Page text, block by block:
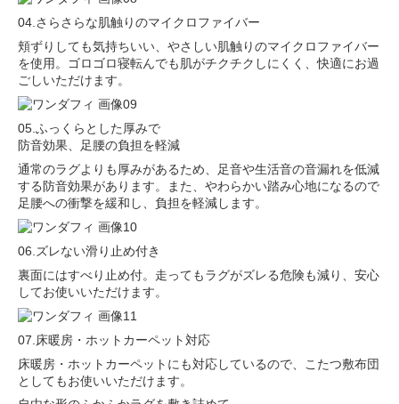
04.さらさらな肌触りのマイクロファイバー
頬ずりしても気持ちいい、やさしい肌触りのマイクロファイバー
を使用。ゴロゴロ寝転んでも肌がチクチクしにくく、快適にお過
ごしいただけます。
05.ふっくらとした厚みで
防音効果、足腰の負担を軽減
通常のラグよりも厚みがあるため、足音や生活音の音漏れを低減
する防音効果があります。また、やわらかい踏み心地になるので
足腰への衝撃を緩和し、負担を軽減します。
06.ズレない滑り止め付き
裏面にはすべり止め付。走ってもラグがズレる危険も減り、安心
してお使いいただけます。
07.床暖房・ホットカーペット対応
床暖房・ホットカーペットにも対応しているので、こたつ敷布団
としてもお使いいただけます。